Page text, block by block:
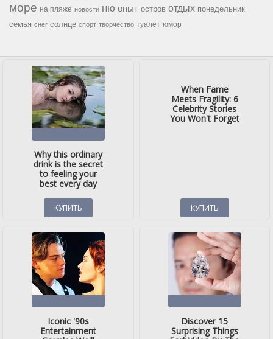
море на пляже новости ню опыт остров отдых понедельник
семья снег солнце спорт творчество туалет юмор